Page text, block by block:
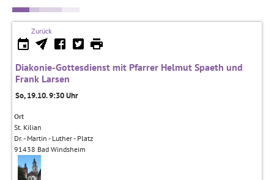
Zurück
Diakonie-Gottesdienst mit Pfarrer Helmut Spaeth und
Frank Larsen
So, 19.10. 9:30 Uhr
Ort
St. Kilian
Dr. - Martin - Luther - Platz
91438 Bad Windsheim